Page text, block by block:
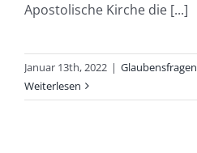
Apostolische Kirche die [...]
Januar 13th, 2022 | Glaubensfragen
Weiterlesen